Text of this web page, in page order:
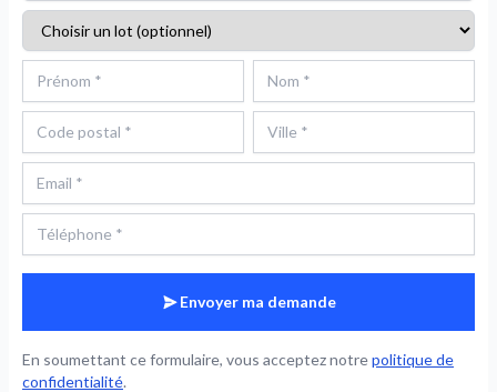
Envoyer ma demande
En soumettant ce formulaire, vous acceptez notrepolitique de
confidentialité.